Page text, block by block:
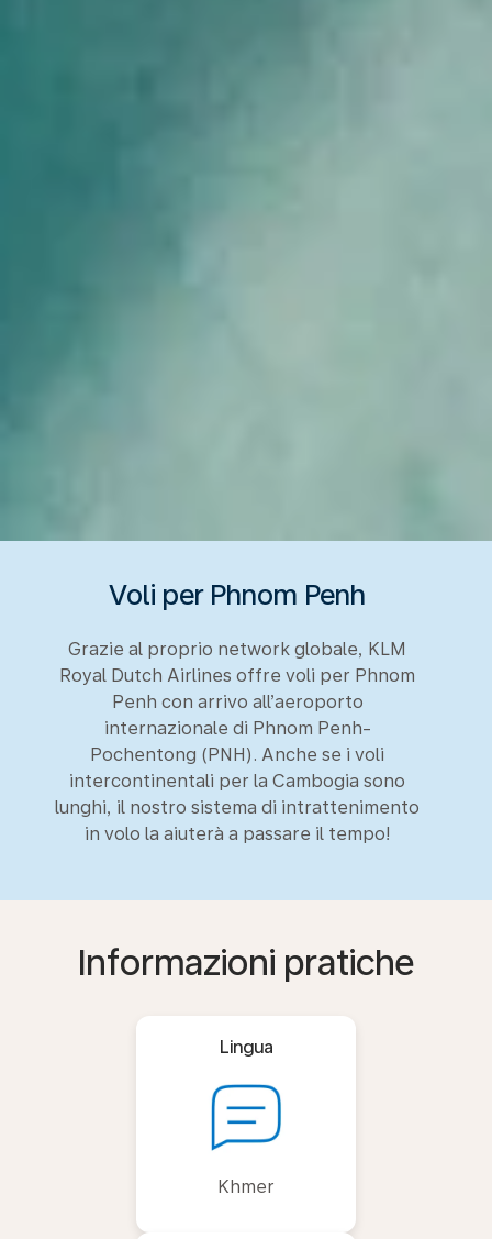
Voli per Phnom Penh
Grazie al proprio network globale, KLM
Royal Dutch Airlines offre voli per Phnom
Penh con arrivo all’aeroporto
internazionale di Phnom Penh-
Pochentong (PNH). Anche se i voli
intercontinentali per la Cambogia sono
lunghi, il nostro sistema di intrattenimento
in volo la aiuterà a passare il tempo!
Informazioni pratiche
Lingua
Khmer